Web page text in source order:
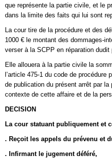
que représente la partie civile, et le
dans la limite des faits qui lui sont
La cour tire de la procédure et des
1000 € le montant des dommages-
verser à la SCPP en réparation dudit
Elle allouera à la partie civile la
l’article 475-1 du code de procédure
de publication du présent arrêt par
contexte de cette affaire et de la
DECISION
La cour statuant publiquement et
. Reçoit les appels du prévenu et
. Infirmant le jugement déféré,